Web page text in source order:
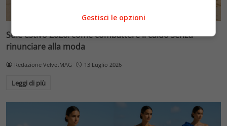
Stile estivo 2026: come combattere il caldo senza
rinunciare alla moda
Redazione VelvetMAG 13 Luglio 2026
Leggi di più
Gestisci le opzioni